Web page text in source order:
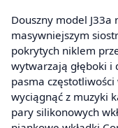
Douszny model
masywniejszym
pokrytych niklem
wytwarzają głęboki i
pasma
wyciągnąć z muzyki
pary silikonowych